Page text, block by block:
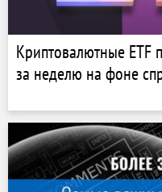
Криптовалютные ETF
за неделю на фоне